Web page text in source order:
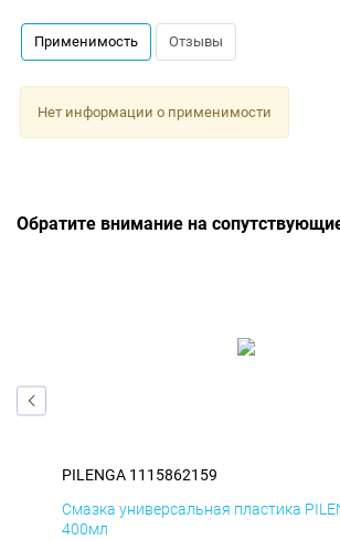
Применимость Отзывы
Нет информации о применимости
Обратите внимание на
PILENGA 1115862159
Смазка универсальная пластика
400мл